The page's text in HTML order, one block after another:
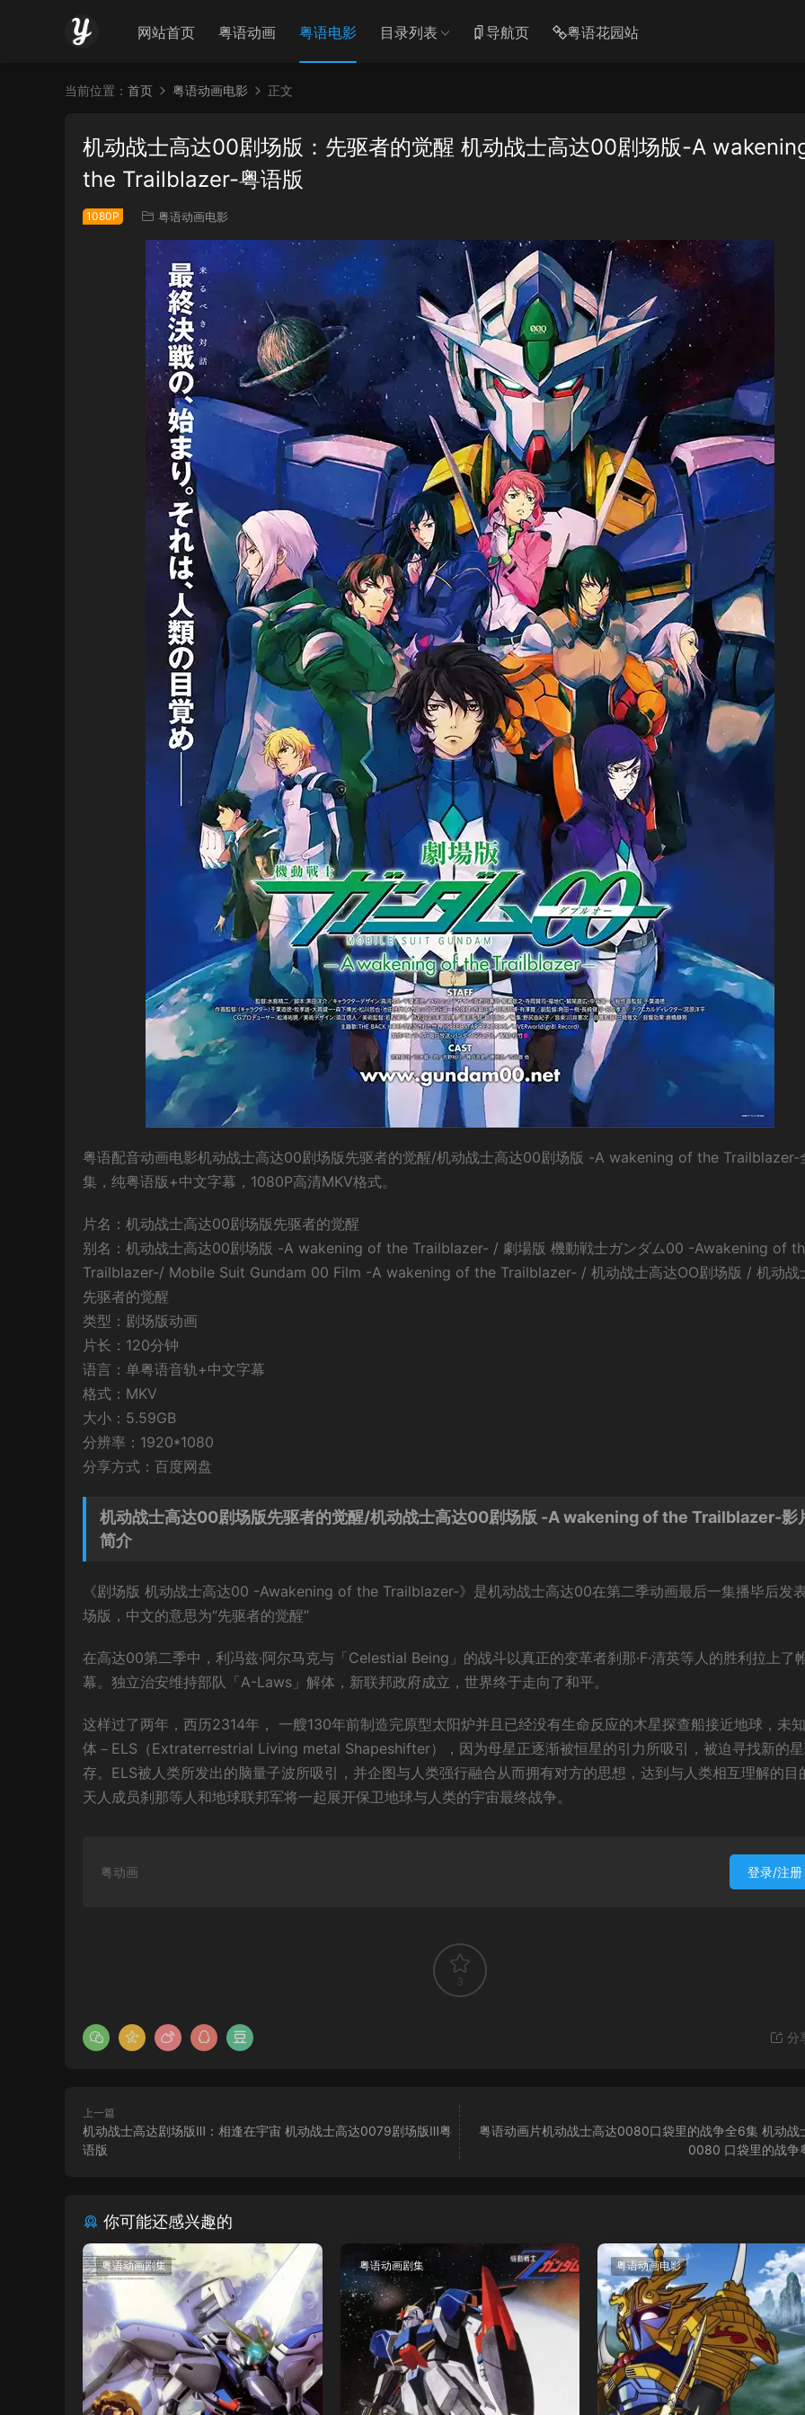
网站首页 粤语动画 粤语电影 目录列表 导航页 粤语花园站
当前位置： 首页 粤语动画电影 正文
机动战士高达00剧场版：先驱者的觉醒 机动战士高达00剧场版-A
the Trailblazer-粤语版
1080P 粤语动画电影
粤语配音动画电影机动战士高达00剧场版先驱者的觉醒/机动战士高达00剧场版 -A wakening of the Trailblazer-
集，纯粤语版+中文字幕，1080P高清MKV格式。
片名：机动战士高达00剧场版先驱者的觉醒
别名：机动战士高达00剧场版 -A wakening of the Trailblazer- / 劇場版 機動戦士ガンダム00 -Awakening of
Trailblazer-/ Mobile Suit Gundam 00 Film -A wakening of the Trailblazer- / 机动战士高达OO剧场版 / 机动战
先驱者的觉醒
类型：剧场版动画
片长：120分钟
语言：单粤语音轨+中文字幕
格式：MKV
大小：5.59GB
分辨率：1920*1080
分享方式：百度网盘
机动战士高达00剧场版先驱者的觉醒/机动战士高达00剧场版 -A wakening of the Trailblazer-影
简介
《剧场版 机动战士高达00 -Awakening of the Trailblazer-》是机动战士高达00在第二季动画最后一集播毕后发
场版，中文的意思为“先驱者的觉醒”
在高达00第二季中，利冯兹·阿尔马克与「Celestial Being」的战斗以真正的变革者刹那·F·清英等人的胜利拉上了
幕。独立治安维持部队「A-Laws」解体，新联邦政府成立，世界终于走向了和平。
这样过了两年，西历2314年， 一艘130年前制造完原型太阳炉并且已经没有生命反应的木星探查船接近地球，未
体－ELS（Extraterrestrial Living metal Shapeshifter），因为母星正逐渐被恒星的引力所吸引，被迫寻找新的
存。ELS被人类所发出的脑量子波所吸引，并企图与人类强行融合从而拥有对方的思想，达到与人类相互理解的目
天人成员刹那等人和地球联邦军将一起展开保卫地球与人类的宇宙最终战争。
粤动画 登录/注册
3
分
上一篇
机动战士高达剧场版Ⅲ：相逢在宇宙 机动战士高达0079剧场版Ⅲ粤
语版
粤语动画片机动战士高达0080口袋里的战争全6集 机动战
0080 口袋里的战争
你可能还感兴趣的
粤语动画剧集 粤语动画剧集 粤语动画电影